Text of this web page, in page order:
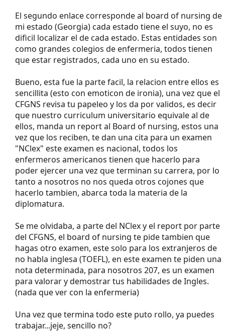
El segundo enlace corresponde al board of nursing de
mi estado (Georgia) cada estado tiene el suyo, no es
dificil localizar el de cada estado. Estas entidades son
como grandes colegios de enfermeria, todos tienen
que estar registrados, cada uno en su estado.
Bueno, esta fue la parte facil, la relacion entre ellos es
sencillita (esto con emoticon de ironia), una vez que el
CFGNS revisa tu papeleo y los da por validos, es decir
que nuestro curriculum universitario equivale al de
ellos, manda un report al Board of nursing, estos una
vez que los reciben, te dan una cita para un examen
"NClex" este examen es nacional, todos los
enfermeros americanos tienen que hacerlo para
poder ejercer una vez que terminan su carrera, por lo
tanto a nosotros no nos queda otros cojones que
hacerlo tambien, abarca toda la materia de la
diplomatura.
Se me olvidaba, a parte del NClex y el report por parte
del CFGNS, el board of nursing te pide tambien que
hagas otro examen, este solo para los extranjeros de
no habla inglesa (TOEFL), en este examen te piden una
nota determinada, para nosotros 207, es un examen
para valorar y demostrar tus habilidades de Ingles.
(nada que ver con la enfermeria)
Una vez que termina todo este puto rollo, ya puedes
trabajar...jeje, sencillo no?